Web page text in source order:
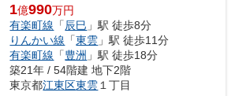
1億990万円
有楽町線 「 辰巳 」駅 徒歩8分
りんかい線 「東雲 」駅 徒歩11分
有楽町線 「豊洲 」駅 徒歩18分
築21年 / 54階建 地下2階
東京都江東区東雲 １丁目